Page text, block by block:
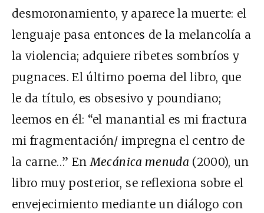
desmoronamiento, y aparece la muerte: el
lenguaje pasa entonces de la melancolía a
la violencia; adquiere ribetes sombríos y
pugnaces. El último poema del libro, que
le da título, es obsesivo y poundiano;
leemos en él: “el manantial es mi fractura
mi fragmentación/ impregna el centro de
la carne…” EnMecánica menuda (2000), un
libro muy posterior, se reflexiona sobre el
envejecimiento mediante un diálogo con